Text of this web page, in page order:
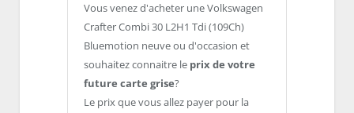
Vous venez d'acheter une Volkswagen
Crafter Combi 30 L2H1 Tdi (109Ch)
Bluemotion neuve ou d'occasion et
souhaitez connaitre le prix de votre
future carte grise?
Le prix que vous allez payer pour la